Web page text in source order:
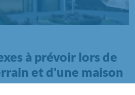
à prévoir lors de
et d'une maison
à votre budget, les